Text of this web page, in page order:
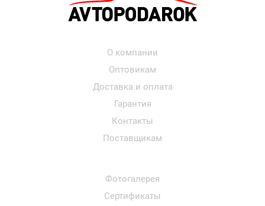
О компании
Оптовикам
Доставка и оплата
Гарантия
Контакты
Поставщикам
Фотогалерея
Сертификаты